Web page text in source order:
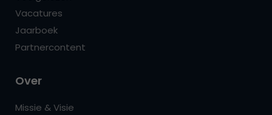
Vacatures
Jaarboek
Partnercontent
Over
Missie & Visie